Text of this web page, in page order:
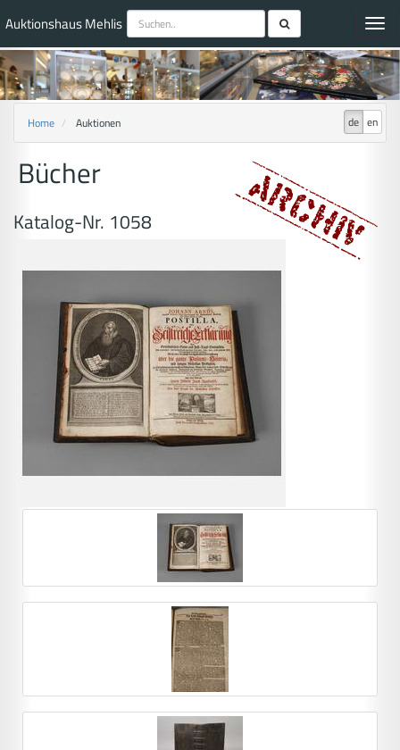
Auktionshaus Mehlis
de en
Home Auktionen
Bücher
Katalog-Nr. 1058